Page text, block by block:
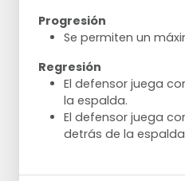
Progresión
Se permiten un
Regresión
El defensor juega
la espalda.
El defensor juega
detrás de la